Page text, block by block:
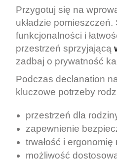
Przygotuj się na
układzie
funkcjonalności i
przestrzeń sprzyjającą
zadbaj o prywatność
Podczas declanation
kluczowe potrzeby
przestrzeń dla
zapewnienie
trwałość i ergonomię
możliwość